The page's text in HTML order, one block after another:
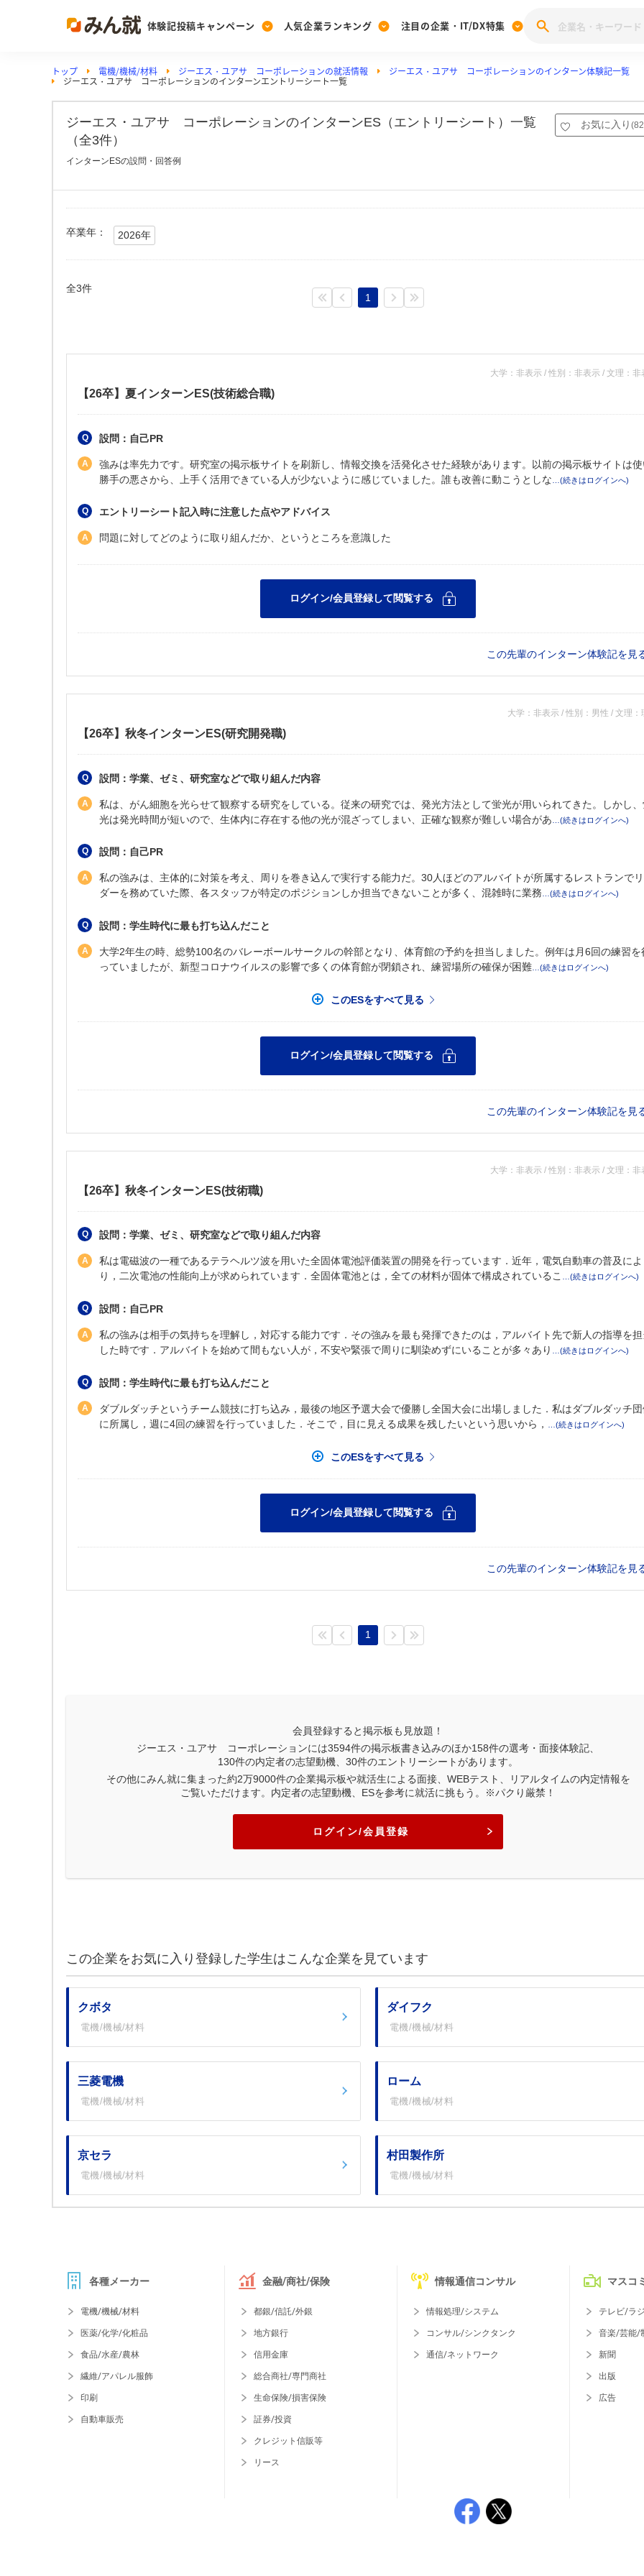
体験記投稿キャンペーン
Post
人気企業ランキング
Ranking
みんなのDX企業就職ブランド調査
投票する
みん
注目の企業・IT/DX特集
PickUp
28卒 注目企業特集 27卒 注目企業特集
注目のIT・DX企業特集
動画で知ろう！業界・企業研究
トップ 電機/機械/材料 ジーエス・ユアサ コーポレーションの就活情報 ジーエス・ユアサ コーポレーションのインターン体験記一覧
ジーエス・ユアサ コーポレーションのインターンエントリーシート一覧
ジーエス・ユアサ コーポレーションのインターンES（エントリーシート）一覧
（全3件）
お気に入り (
インターンESの設問・回答例
卒業年： 2026年
全3件
1
大学：非表示 / 性別：非表示 / 文理：非
【26卒】夏インターンES(技術総合職)
設問：自己PR
強みは率先力です。研究室の掲示板サイトを刷新し、情報交換を活発化させた経験があります。以前の掲示板サイトは
勝手の悪さから、上手く活用できている人が少ないように感じていました。誰も改善に動こうとしな
エントリーシート記入時に注意した点やアドバイス
問題に対してどのように取り組んだか、というところを意識した
この先輩のインターン体験記を見
大学：非表示 / 性別：男性 / 文理：
【26卒】秋冬インターンES(研究開発職)
設問：学業、ゼミ、研究室などで取り組んだ内容
私は、がん細胞を光らせて観察する研究をしている。従来の研究では、発光方法として蛍光が用いられてきた。しかし
光は発光時間が短いので、生体内に存在する他の光が混ざってしまい、正確な観察が難しい場合があ
設問：自己PR
私の強みは、主体的に対策を考え、周りを巻き込んで実行する能力だ。30人ほどのアルバイトが所属するレストランで
ダーを務めていた際、各スタッフが特定のポジションしか担当できないことが多く、混雑時に業務
設問：学生時代に最も打ち込んだこと
大学2年生の時、総勢100名のバレーボールサークルの幹部となり、体育館の予約を担当しました。例年は月6回の練習を
っていましたが、新型コロナウイルスの影響で多くの体育館が閉鎖され、練習場所の確保が困難
この先輩のインターン体験記を見
大学：非表示 / 性別：非表示 / 文理：非
【26卒】秋冬インターンES(技術職)
設問：学業、ゼミ、研究室などで取り組んだ内容
私は電磁波の一種であるテラヘルツ波を用いた全固体電池評価装置の開発を行っています．近年，電気自動車の普及によ
り，二次電池の性能向上が求められています．全固体電池とは，全ての材料が固体で構成されているこ
設問：自己PR
私の強みは相手の気持ちを理解し，対応する能力です．その強みを最も発揮できたのは，アルバイト先で新人の指導を担
した時です．アルバイトを始めて間もない人が，不安や緊張で周りに馴染めずにいることが多々あり
設問：学生時代に最も打ち込んだこと
ダブルダッチというチーム競技に打ち込み，最後の地区予選大会で優勝し全国大会に出場しました．私はダブルダッチ
に所属し，週に4回の練習を行っていました．そこで，目に見える成果を残したいという思いから，
この先輩のインターン体験記を見
1
会員登録すると掲示板も見放題！
ジーエス・ユアサ コーポレーションには3594件の掲示板書き込みのほか158件の選考・面接体験記、
130件の内定者の志望動機、 30件のエントリーシートがあります。
その他にみん就に集まった約2万9000件の企業掲示板や就活生による面接、WEBテスト、リアルタイムの内定情報を
ご覧いただけます。内定者の志望動機、ESを参考に就活に挑もう。※パクり厳禁！
ログイン/会員登録
この企業をお気に入り登録した学生はこんな企業を見ています
クボタ
電機/機械/材料
ダイフク
電機/機械/材料
三菱電機
電機/機械/材料
ローム
電機/機械/材料
京セラ
電機/機械/材料
村田製作所
電機/機械/材料
各種メーカー
電機/機械/材料
医薬/化学/化粧品
食品/水産/農林
繊維/アパレル服飾
印刷
自動車販売
金融/商社/保険
都銀/信託/外銀
地方銀行
信用金庫
総合商社/専門商社
生命保険/損害保険
証券/投資
クレジット信販等
リース
情報通信コンサル
情報処理/システム
コンサル/シンクタンク
通信/ネットワーク
マスコミ
テレビ/ラ
音楽/芸能/
新聞
出版
広告